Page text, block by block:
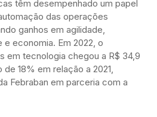
têm desempenhado um papel
das operações
ganhos em agilidade,
economia. Em 2022, o
em tecnologia chegou a R$ 34,9
18% em relação a 2021,
Febraban em parceria com a